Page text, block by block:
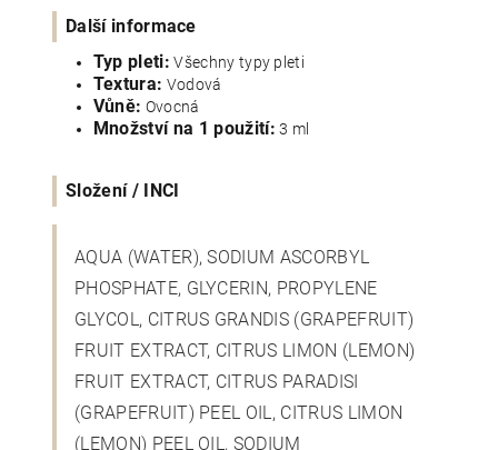
Další informace
Typ pleti: Všechny typy pleti
Textura: Vodová
Vůně: Ovocná
Množství na 1 použití: 3 ml
Složení / INCI
AQUA (WATER), SODIUM ASCORBYL
PHOSPHATE, GLYCERIN, PROPYLENE
GLYCOL, CITRUS GRANDIS (GRAPEFRUIT)
FRUIT EXTRACT, CITRUS LIMON (LEMON)
FRUIT EXTRACT, CITRUS PARADISI
(GRAPEFRUIT) PEEL OIL, CITRUS LIMON
(LEMON) PEEL OIL, SODIUM